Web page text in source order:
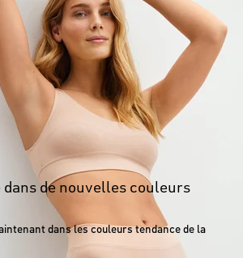
de nouvelles couleurs
dans les couleurs tendance de la